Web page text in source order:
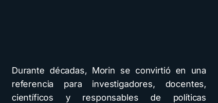
Durante décadas, Morin se convirtió en una
referencia para investigadores, docentes,
científicos y responsables de políticas